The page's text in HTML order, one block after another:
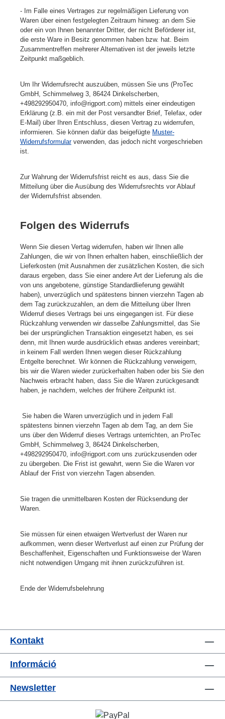
- Im Falle eines Vertrages zur regelmäßigen Lieferung von
Waren über einen festgelegten Zeitraum hinweg: an dem Sie
oder ein von Ihnen benannter Dritter, der nicht Beförderer ist,
die erste Ware in Besitz genommen haben bzw. hat. Beim
Zusammentreffen mehrerer Alternativen ist der jeweils letzte
Zeitpunkt maßgeblich.
Um Ihr Widerrufsrecht auszuüben, müssen Sie uns (ProTec
GmbH, Schimmelweg 3, 86424 Dinkelscherben,
+498292950470, info@rigport.com) mittels einer eindeutigen
Erklärung (z.B. ein mit der Post versandter Brief, Telefax, oder
E-Mail) über Ihren Entschluss, diesen Vertrag zu widerrufen,
informieren. Sie können dafür das beigefügte Muster-
Widerrufsformularverwenden, das jedoch nicht vorgeschrieben
ist.
Zur Wahrung der Widerrufsfrist reicht es aus, dass Sie die
Mitteilung über die Ausübung des Widerrufsrechts vor Ablauf
der Widerrufsfrist absenden.
Folgen des Widerrufs
Wenn Sie diesen Vertag widerrufen, haben wir Ihnen alle
Zahlungen, die wir von Ihnen erhalten haben, einschließlich der
Lieferkosten (mit Ausnahmen der zusätzlichen Kosten, die sich
daraus ergeben, dass Sie einer andere Art der Lieferung als die
von uns angebotene, günstige Standardlieferung gewählt
haben), unverzüglich und spätestens binnen vierzehn Tagen ab
dem Tag zurückzuzahlen, an dem die Mitteilung über Ihren
Widerruf dieses Vertrags bei uns eingegangen ist. Für diese
Rückzahlung verwenden wir dasselbe Zahlungsmittel, das Sie
bei der ursprünglichen Transaktion eingesetzt haben, es sei
denn, mit Ihnen wurde ausdrücklich etwas anderes vereinbart;
in keinem Fall werden Ihnen wegen dieser Rückzahlung
Entgelte berechnet. Wir können die Rückzahlung verweigern,
bis wir die Waren wieder zurückerhalten haben oder bis Sie den
Nachweis erbracht haben, dass Sie die Waren zurückgesandt
haben, je nachdem, welches der frühere Zeitpunkt ist.
Sie haben die Waren unverzüglich und in jedem Fall
spätestens binnen vierzehn Tagen ab dem Tag, an dem Sie
uns über den Widerruf dieses Vertrags unterrichten, an ProTec
GmbH, Schimmelweg 3, 86424 Dinkelscherben,
+498292950470, info@rigport.com uns zurückzusenden oder
zu übergeben. Die Frist ist gewahrt, wenn Sie die Waren vor
Ablauf der Frist von vierzehn Tagen absenden.
Sie tragen die unmittelbaren Kosten der Rücksendung der
Waren.
Sie müssen für einen etwaigen Wertverlust der Waren nur
aufkommen, wenn dieser Wertverlust auf einen zur Prüfung der
Beschaffenheit, Eigenschaften und Funktionsweise der Waren
nicht notwendigen Umgang mit ihnen zurückzuführen ist.
Ende der Widerrufsbelehrung
Kontakt
Információ
Newsletter